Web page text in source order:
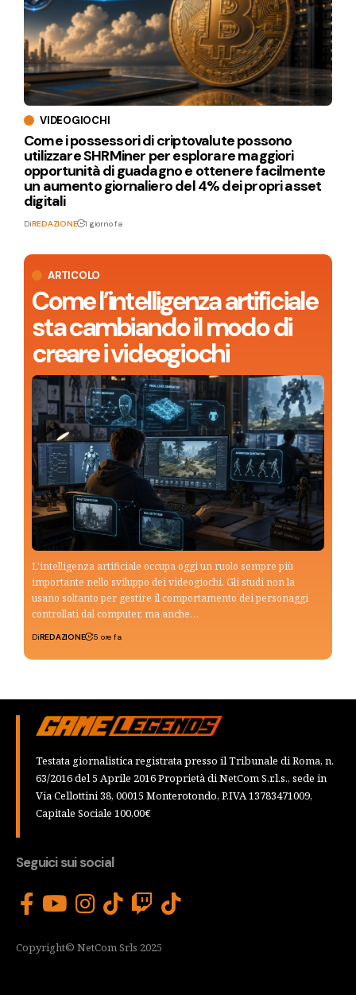
ARTICOLO
Come l’intelligenza artificiale
sta cambiando il modo di
creare i videogiochi
L'intelligenza artificiale occupa oggi un ruolo sempre più
importante nello sviluppo dei videogiochi. Gli studi non la
usano soltanto per gestire il comportamento dei personaggi
controllati dal computer, ma anche…
DiREDAZIONE 5 ore fa
VIDEOGIOCHI
Come i possessori di criptovalute possono
utilizzare SHRMiner per esplorare maggiori
opportunità di guadagno e ottenere facilmente
un aumento giornaliero del 4% dei propri asset
digitali
DiREDAZIONE 1 giorno fa
Testata giornalistica registrata presso il Tribunale di Roma, n.
63/2016 del 5 Aprile 2016 Proprietà di NetCom S.r.l.s., sede in
Via Cellottini 38, 00015 Monterotondo, P.IVA 13783471009,
Capitale Sociale 100,00€
Seguici sui social
Copyright© NetCom Srls 2025